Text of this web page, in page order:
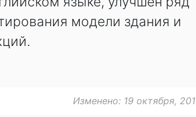
модели здания и
Изменено: 19 октября,